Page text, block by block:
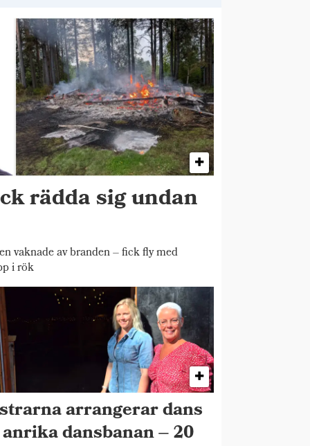
rädda sig undan
vaknade av branden – fick fly med
i rök
arrangerar dans
dansbanan – 20